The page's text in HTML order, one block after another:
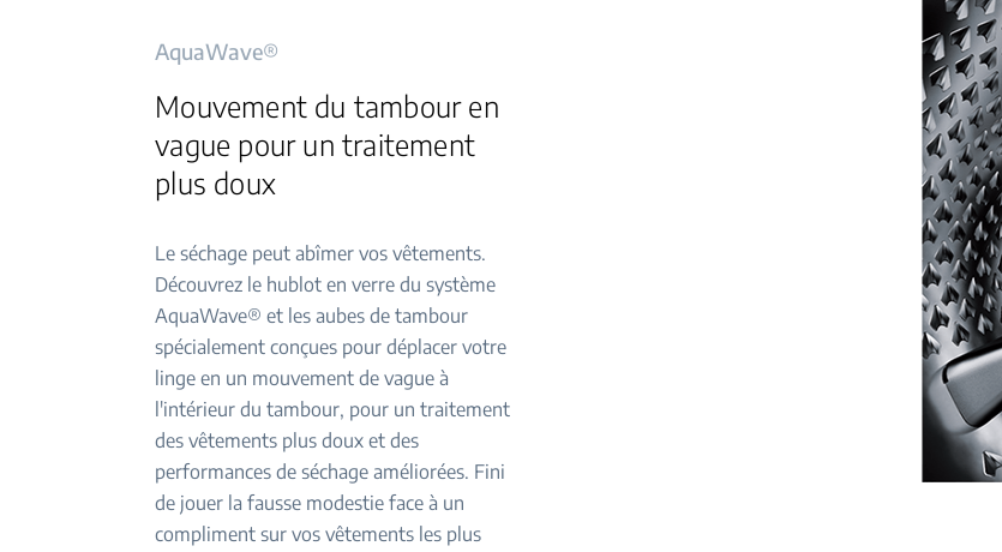
AquaWave®
Mouvement du tambour en
vague pour un traitement
plus doux
Le séchage peut abîmer vos vêtements.
Découvrez le hublot en verre du système
AquaWave® et les aubes de tambour
spécialement conçues pour déplacer votre
linge en un mouvement de vague à
l'intérieur du tambour, pour un traitement
des vêtements plus doux et des
performances de séchage améliorées. Fini
de jouer la fausse modestie face à un
compliment sur vos vêtements les plus